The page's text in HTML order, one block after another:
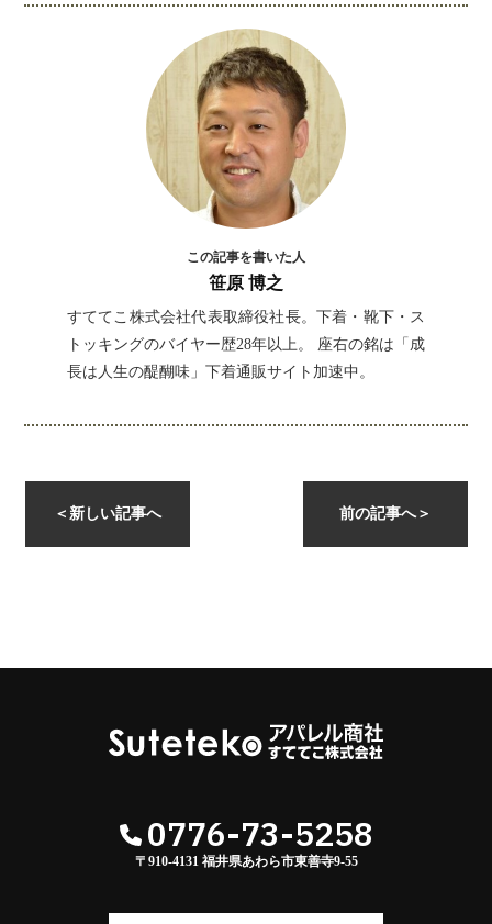
instagramを開く
この記事を書いた人
笹原 博之
すててこ株式会社代表取締役社長。下着・靴下・ス
トッキングのバイヤー歴28年以上。 座右の銘は「成
長は人生の醍醐味」下着通販サイト加速中。
前の記事へ＞
＜ 新しい記事へ
0776-73-5258
〒910-4131 福井県あわら市東善寺9-55